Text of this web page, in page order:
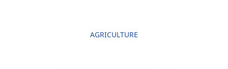
AGRICULTURE